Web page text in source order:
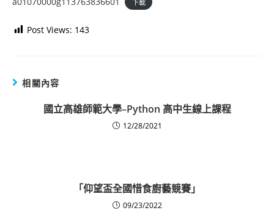
下載
Post Views: 143
相關內容
國立高雄師範大學–Python 高中生線上課程
12/28/2021
「仰望盃全國惜食廚藝競賽」
09/23/2022